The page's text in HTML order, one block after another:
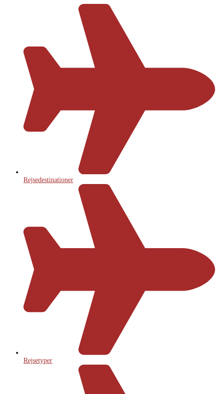
Rejsedestinationer
Rejsetyper